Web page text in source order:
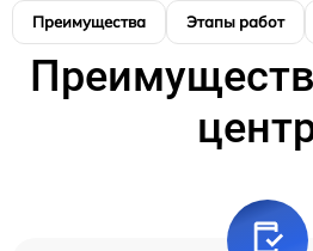
Преимущества Этапы работ